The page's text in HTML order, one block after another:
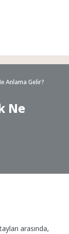
Anlama Gelir?
Ne
arasında,